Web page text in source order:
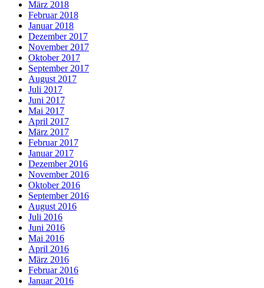
März 2018
Februar 2018
Januar 2018
Dezember 2017
November 2017
Oktober 2017
September 2017
August 2017
Juli 2017
Juni 2017
Mai 2017
April 2017
März 2017
Februar 2017
Januar 2017
Dezember 2016
November 2016
Oktober 2016
September 2016
August 2016
Juli 2016
Juni 2016
Mai 2016
April 2016
März 2016
Februar 2016
Januar 2016